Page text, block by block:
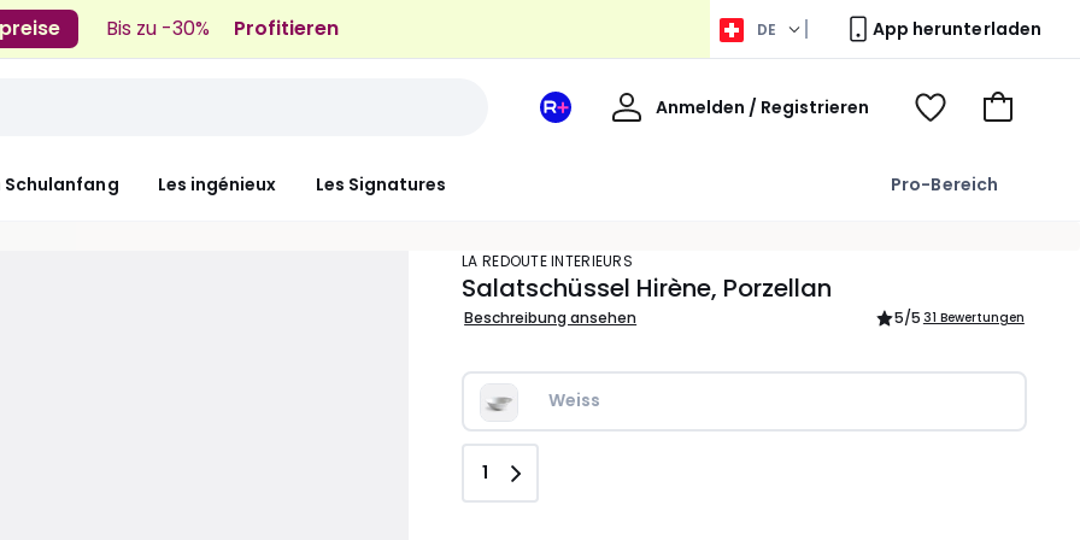
Bis zu -30% Profitieren DE App herunterladen
Schulanfang Les ingénieux Les Signatures Pro-Bereich
Ihr
Anmelden / Registrieren
Willkommen
Voir
Zum
LA REDOUTE INTERIEURS
Salatschüssel Hirène, Porzellan
Beschreibung ansehen 5/5 31 Bewertungen
Weiss
Anzahl
1